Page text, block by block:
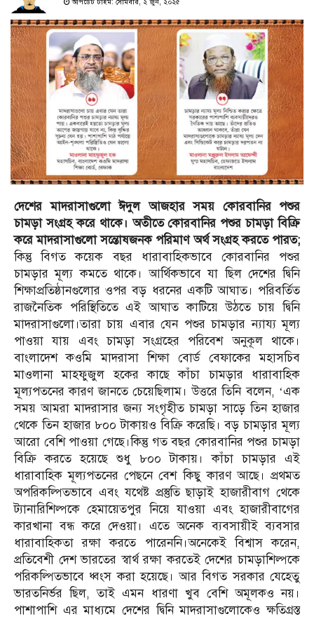
আপডেট টাইম: সোমবার, ২ জুন, ২০২৫
দেশের মাদরাসাগুলো ঈদুল আজহার সময় কোরবানির পশুর
চামড়া সংগ্রহ করে থাকে। অতীতে কোরবানির পশুর চামড়া বিক্রি
করে মাদরাসাগুলো সন্তোষজনক পরিমাণ অর্থ সংগ্রহ করতে পারত;
কিন্তু বিগত কয়েক বছর ধারাবাহিকভাবে কোরবানির পশুর
চামড়ার মূল্য কমতে থাকে। আর্থিকভাবে যা ছিল দেশের দ্বিনি
শিক্ষাপ্রতিষ্ঠানগুলোর ওপর বড় ধরনের একটি আঘাত। পরিবর্তিত
রাজনৈতিক পরিস্থিতিতে এই আঘাত কাটিয়ে উঠতে চায় দ্বিনি
মাদরাসাগুলো।তারা চায় এবার যেন পশুর চামড়ার ন্যায্য মূল্য
পাওয়া যায় এবং চামড়া সংগ্রহের পরিবেশ অনুকূল থাকে।
বাংলাদেশ কওমি মাদরাসা শিক্ষা বোর্ড বেফাকের মহাসচিব
মাওলানা মাহফুজুল হকের কাছে কাঁচা চামড়ার ধারাবাহিক
মূল্যপতনের কারণ জানতে চেয়েছিলাম। উত্তরে তিনি বলেন, ‘এক
সময় আমরা মাদরাসার জন্য সংগৃহীত চামড়া সাড়ে তিন হাজার
থেকে তিন হাজার ৮০০ টাকায়ও বিক্রি করেছি। বড় চামড়ার মূল্য
আরো বেশি পাওয়া গেছে।কিন্তু গত বছর কোরবানির পশুর চামড়া
বিক্রি করতে হয়েছে শুধু ৮০০ টাকায়। কাঁচা চামড়ার এই
ধারাবাহিক মূল্যপতনের পেছনে বেশ কিছু কারণ আছে। প্রথমত
অপরিকল্পিতভাবে এবং যথেষ্ট প্রস্তুতি ছাড়াই হাজারীবাগ থেকে
ট্যানারিশিল্পকে হেমায়েতপুর নিয়ে যাওয়া এবং হাজারীবাগের
কারখানা বন্ধ করে দেওয়া। এতে অনেক ব্যবসায়ীই ব্যবসার
ধারাবাহিকতা রক্ষা করতে পারেননি।অনেকেই বিশ্বাস করেন,
প্রতিবেশী দেশ ভারতের স্বার্থ রক্ষা করতেই দেশের চামড়াশিল্পকে
পরিকল্পিতভাবে ধ্বংস করা হয়েছে। আর বিগত সরকার যেহেতু
ভারতনির্ভর ছিল, তাই এমন ধারণা খুব বেশি অমূলকও নয়।
পাশাপাশি এর মাধ্যমে দেশের দ্বিনি মাদরাসাগুলোকেও ক্ষতিগ্রস্ত